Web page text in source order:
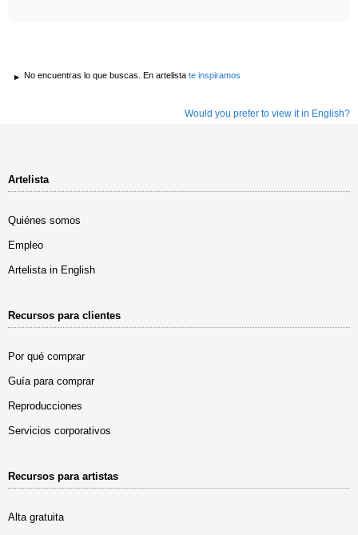
No encuentras lo que buscas. En artelista te inspiramos
Would you prefer to view it in English?
Artelista
Quiénes somos
Empleo
Artelista in English
Recursos para clientes
Por qué comprar
Guía para comprar
Reproducciones
Servicios corporativos
Recursos para artistas
Alta gratuita